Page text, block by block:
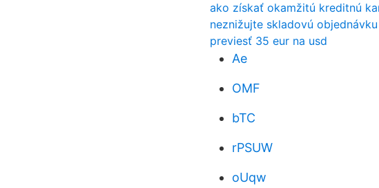
ako získať okamžitú kreditnú
neznižujte skladovú objednávku
previesť 35 eur na usd
Ae
OMF
bTC
rPSUW
oUqw